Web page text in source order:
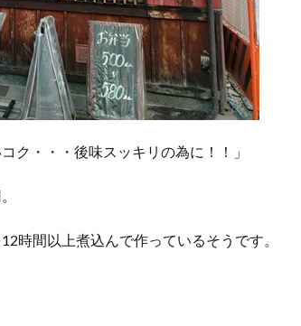
ク・・・後味スッキリの為に！！」
時間以上煮込んで作っているそうです。